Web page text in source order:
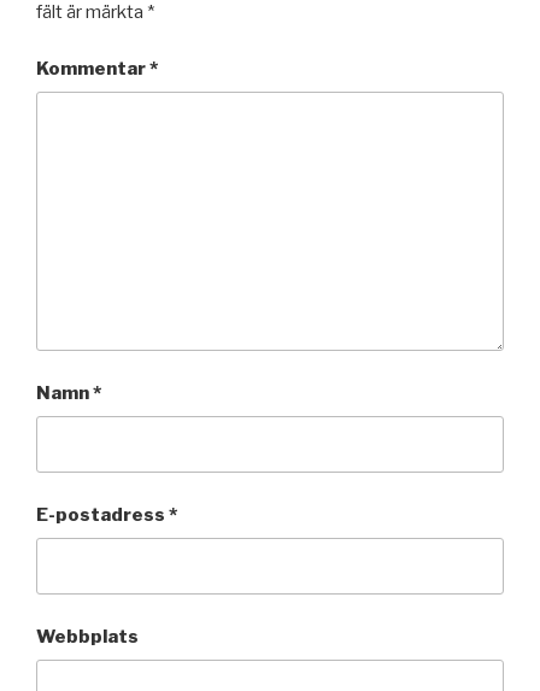
fält är märkta *
Kommentar*
Namn*
E-postadress *
Webbplats